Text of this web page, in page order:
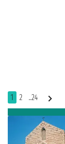
1 2 ..24